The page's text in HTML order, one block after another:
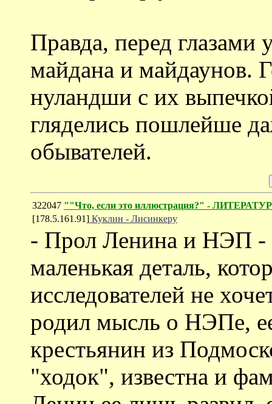
Правда, перед
майдана и майдаунов.
нуландши с их
гляделись пошлейше
обывателей.
322047 ""Что, если это иллюстрация?" -
[178.5.161.91] Куклин - Лисинкеру
- Прол Ленина и НЭП -
маленькая деталь,
исследователей не
родил мысль о НЭПе,
крестьянин из
"ходок", известна и